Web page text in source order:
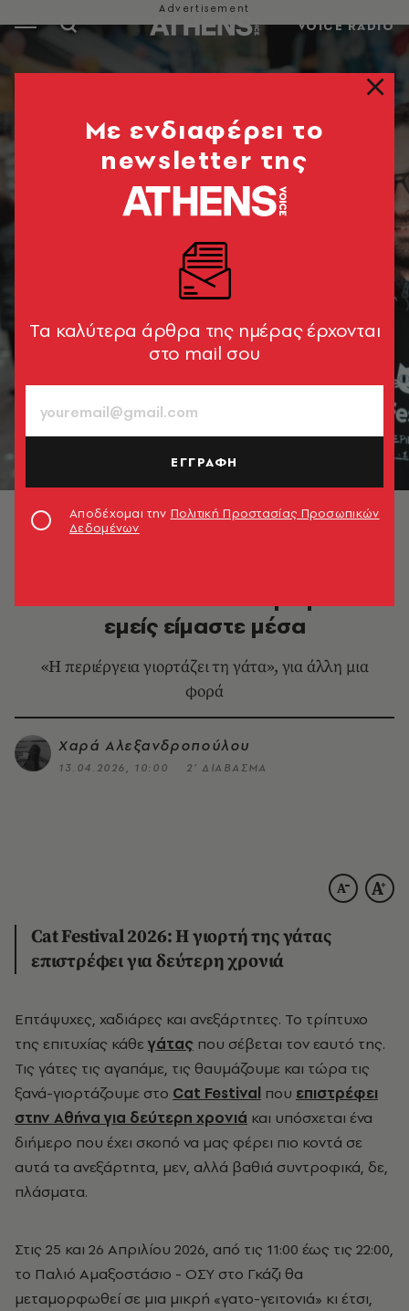
VOICE RADIO
Το Cat Festival επιστρέφει κι
εμείς είμαστε μέσα
«Η περιέργεια γιορτάζει τη γάτα», για άλλη μια
φορά
Χαρά Αλεξανδροπούλου
13.04.2026, 10:00 2’ ΔΙΑΒΑΣΜΑ
Cat Festival 2026: Η γιορτή της γάτας
επιστρέφει για δεύτερη χρονιά
Επτάψυχες, χαδιάρες και ανεξάρτητες. Το τρίπτυχο
της επιτυχίας κάθε γάτας που σέβεται τον εαυτό της.
Τις γάτες τις αγαπάμε, τις θαυμάζουμε και τώρα τις
ξανά-γιορτάζουμε στο Cat Festival που επιστρέφει
στην Αθήνα για δεύτερη χρονιά και υπόσχεται ένα
διήμερο που έχει σκοπό να μας φέρει πιο κοντά σε
αυτά τα ανεξάρτητα, μεν, αλλά βαθιά συντροφικά, δε,
πλάσματα.
Στις 25 και 26 Απριλίου 2026, από τις 11:00 έως τις 22:00,
το Παλιό Αμαξοστάσιο - ΟΣΥ στο Γκάζι θα
μεταμορφωθεί σε μια μικρή «γατο-γειτονιά» κι έτσι,
Mε ενδιαφέρει το
newsletter της
Tα καλύτερα άρθρα της ημέρας έρχονται
στο mail σου
ΕΓΓΡΑΦΗ
Αποδέχομαι την Πολιτική Προστασίας Προσωπικών
Δεδομένων